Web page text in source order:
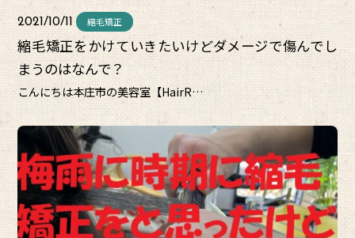
2021/10/11 縮毛矯正
縮毛矯正をかけていきたいけどダメージで傷んでし
まうのはなんで？
こんにちは本庄市の美容室【HairR…